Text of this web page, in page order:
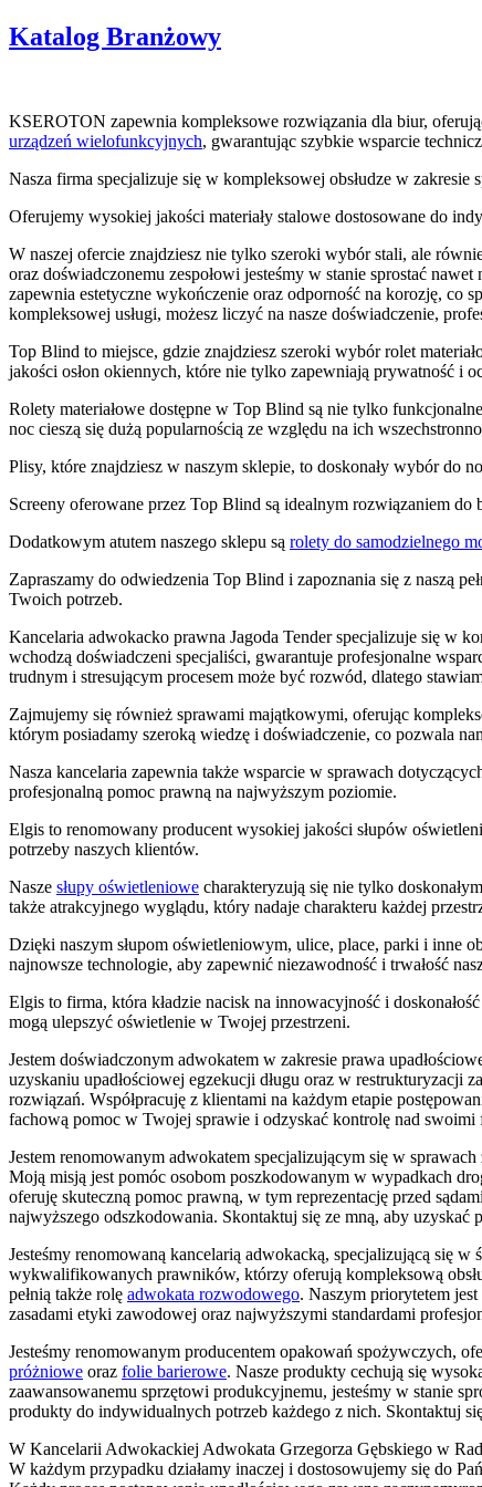
Katalog Branżowy
KSEROTON zapewnia kompleksowe rozwiązania dla biur,
urządzeń wielofunkcyjnych, gwarantując szybkie wsparcie
Nasza firma specjalizuje się w kompleksowej obsłudze w zakresie
Oferujemy wysokiej jakości materiały stalowe dostosowane do
W naszej ofercie znajdziesz nie tylko szeroki wybór stali, ale
oraz doświadczonemu zespołowi jesteśmy w stanie sprostać
zapewnia estetyczne wykończenie oraz odporność na korozję, co
kompleksowej usługi, możesz liczyć na nasze doświadczenie,
Top Blind to miejsce, gdzie znajdziesz szeroki wybór rolet
jakości osłon okiennych, które nie tylko zapewniają prywatność i
Rolety materiałowe dostępne w Top Blind są nie tylko
noc cieszą się dużą popularnością ze względu na ich
Plisy, które znajdziesz w naszym sklepie, to doskonały wybór do
Screeny oferowane przez Top Blind są idealnym rozwiązaniem
Dodatkowym atutem naszego sklepu są rolety do samodzielnego
Zapraszamy do odwiedzenia Top Blind i zapoznania się z naszą
Twoich potrzeb.
Kancelaria adwokacko prawna Jagoda Tender specjalizuje się w
wchodzą doświadczeni specjaliści, gwarantuje profesjonalne
trudnym i stresującym procesem może być rozwód, dlatego
Zajmujemy się również sprawami majątkowymi, oferując
którym posiadamy szeroką wiedzę i doświadczenie, co pozwala
Nasza kancelaria zapewnia także wsparcie w sprawach
profesjonalną pomoc prawną na najwyższym poziomie.
Elgis to renomowany producent wysokiej jakości słupów
potrzeby naszych klientów.
Nasze słupy oświetleniowe charakteryzują się nie tylko
także atrakcyjnego wyglądu, który nadaje charakteru każdej
Dzięki naszym słupom oświetleniowym, ulice, place, parki i inne
najnowsze technologie, aby zapewnić niezawodność i trwałość
Elgis to firma, która kładzie nacisk na innowacyjność i
mogą ulepszyć oświetlenie w Twojej przestrzeni.
Jestem doświadczonym adwokatem w zakresie prawa
uzyskaniu upadłościowej egzekucji długu oraz w restrukturyzacji
rozwiązań. Współpracuję z klientami na każdym etapie
fachową pomoc w Twojej sprawie i odzyskać kontrolę nad swoimi
Jestem renomowanym adwokatem specjalizującym się w
Moją misją jest pomóc osobom poszkodowanym w wypadkach
oferuję skuteczną pomoc prawną, w tym reprezentację przed
najwyższego odszkodowania. Skontaktuj się ze mną, aby
Jesteśmy renomowaną kancelarią adwokacką, specjalizującą się
wykwalifikowanych prawników, którzy oferują kompleksową
pełnią także rolę adwokata rozwodowego. Naszym priorytetem
zasadami etyki zawodowej oraz najwyższymi standardami
Jesteśmy renomowanym producentem opakowań spożywczych,
próżniowe oraz folie barierowe. Nasze produkty cechują się
zaawansowanemu sprzętowi produkcyjnemu, jesteśmy w stanie
produkty do indywidualnych potrzeb każdego z nich. Skontaktuj
W Kancelarii Adwokackiej Adwokata Grzegorza Gębskiego w
W każdym przypadku działamy inaczej i dostosowujemy się do